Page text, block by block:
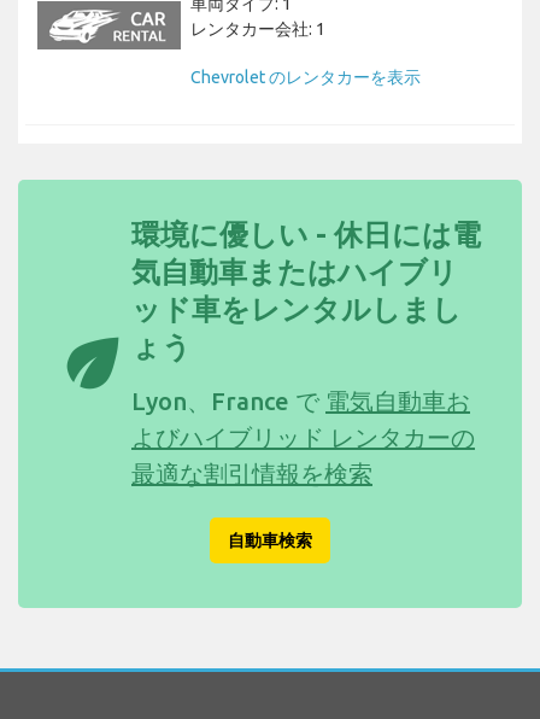
車両タイプ: 1
レンタカー会社: 1
Chevrolet のレンタカーを表示
eco
環境に優しい - 休日には電
気自動車またはハイブリ
ッド車をレンタルしまし
ょう
Lyon、France で 電気自動車お
よびハイブリッド レンタカーの
最適な割引情報を検索
自動車検索